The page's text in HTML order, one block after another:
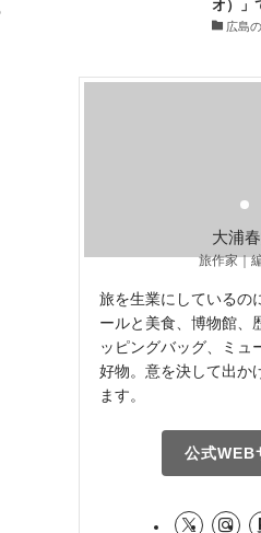
オ）」
広島
大浦
旅作家｜
旅を生業にしているの
ールと美食、博物館、
ッピングバッグ、ミュ
好物。意を決して出か
ます。
公式WEB